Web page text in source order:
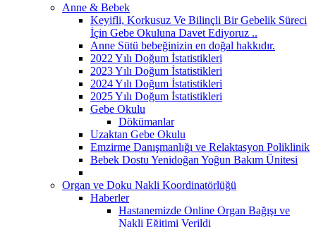
Anne & Bebek
Keyifli, Korkusuz Ve Bilinçli Bir Gebelik Süreci
İçin Gebe Okuluna Davet Ediyoruz ..
Anne Sütü bebeğinizin en doğal hakkıdır.
2022 Yılı Doğum İstatistikleri
2023 Yılı Doğum İstatistikleri
2024 Yılı Doğum İstatistikleri
2025 Yılı Doğum İstatistikleri
Gebe Okulu
Dökümanlar
Uzaktan Gebe Okulu
Emzirme Danışmanlığı ve Relaktasyon Poliklinik
Bebek Dostu Yenidoğan Yoğun Bakım Ünitesi
Organ ve Doku Nakli Koordinatörlüğü
Haberler
Hastanemizde Online Organ Bağışı ve
Nakli Eğitimi Verildi